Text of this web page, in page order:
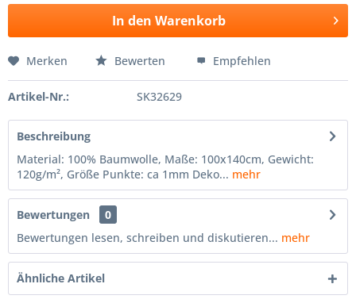
In den Warenkorb
Merken Bewerten Empfehlen
Artikel-Nr.: SK32629
Beschreibung
Material: 100% Baumwolle, Maße: 100x140cm, Gewicht:
120g/m², Größe Punkte: ca 1mm Deko... mehr
Bewertungen
0
Bewertungen lesen, schreiben und diskutieren... mehr
Ähnliche Artikel